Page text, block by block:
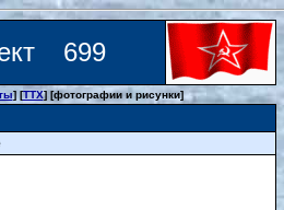
699
] [ТТХ] [фотографии и рисунки]